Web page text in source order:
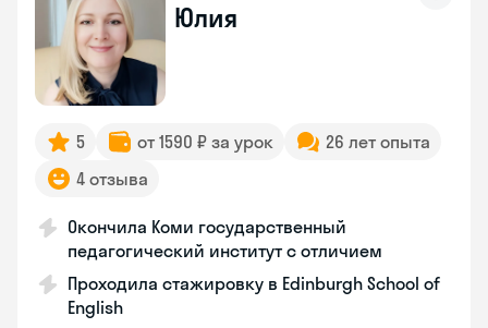
Юлия
5 от 1590 ₽ за урок
26 лет опыта
4 отзыва
Окончила Коми государственный
педагогический институт с отличием
Проходила стажировку в Edinburgh School of
English